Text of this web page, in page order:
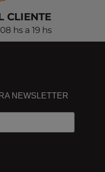
CLIENTE
hs a 19 hs
NEWSLETTER